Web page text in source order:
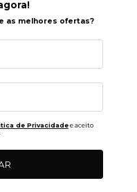
as melhores ofertas?
de Privacidadee aceito